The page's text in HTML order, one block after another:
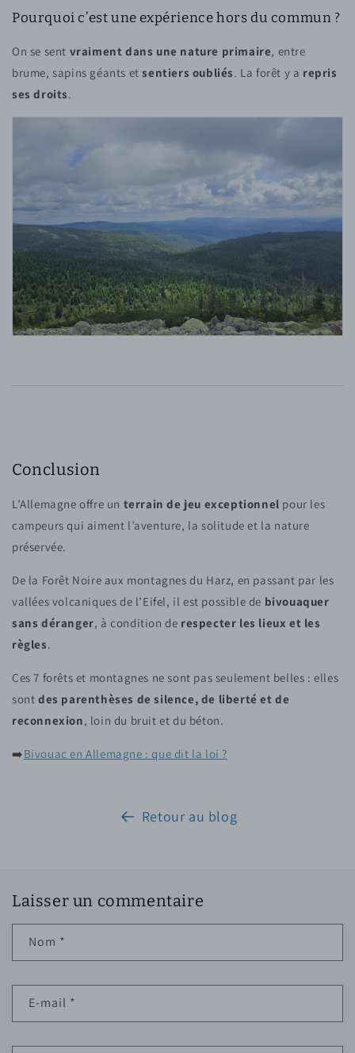
Pourquoi c’est une expérience hors du commun ?
On se sent vraiment dans une nature primaire, entre
brume, sapins géants etsentiers oubliés. La forêt y a repris
ses droits.
Conclusion
L’Allemagne offre un terrain de jeu exceptionnel pour les
campeurs qui aiment l’aventure, la solitude et la nature
préservée.
De la Forêt Noire aux montagnes du Harz, en passant par les
vallées volcaniques de l’Eifel, il est possible de bivouaquer
sans déranger, à condition de respecter les lieux et les
règles.
Ces 7 forêts et montagnes ne sont pas seulement belles : elles
sont des parenthèses de silence, de liberté et de
reconnexion, loin du bruit et du béton.
➡️Bivouac en Allemagne : que dit la loi ?
Retour au blog
Laisser un commentaire
Nom *
E-mail *